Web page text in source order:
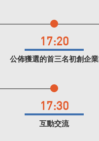
17:20
公佈獲選的首三名初創企業
17:30
互動交流